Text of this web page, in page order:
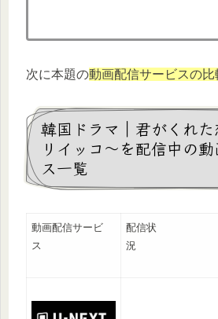
次に本題の動画配信サービスの比
韓国ドラマ｜君がくれ
リイッコ～を配信中の
ス一覧
動画配信サービ
ス
配信状
況